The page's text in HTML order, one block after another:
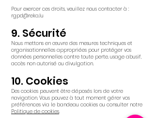
Pour exercer ces droits, veuillez nous contacter à :
rgpd@reka.lu
9. Sécurité
Nous mettons en œuvre des mesures techniques et
organisationnelles appropriées pour protéger vos
données personnelles contre toute perte, usage abusif,
accès non autorisé ou divulgation.
10. Cookies
Des cookies peuvent être déposés lors de votre
navigation. Vous pouvez à tout moment gérer vos
préférences via le bandeau cookies ou consulter notre
Politique de cookies.